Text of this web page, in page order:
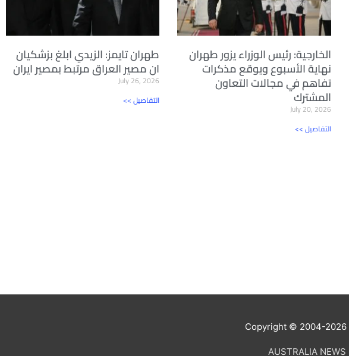
طهران تايمز: الزيدي ابلغ بزشكيان
ان مصير العراق مرتبط بمصير ايران
July 26, 2026
<< التفاصيل
الخارجية: رئيس الوزراء يزور طهران
نهاية الأسبوع ويوقع مذكرات
تفاهم في مجالات التعاون
المشترك
July 20, 2026
<< التفاصيل
Copyright © 2004-2026
AUSTRALIA NEWS